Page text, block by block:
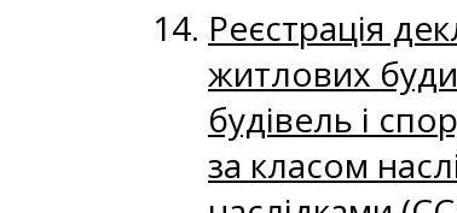
Реєстрація
житлових
будівель і
за класом